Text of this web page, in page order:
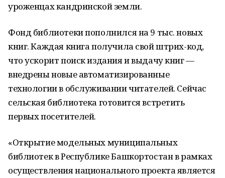
уроженцах кандринской земли.
Фонд библиотеки пополнился на 9 тыс. новых
книг. Каждая книга получила свой штрих-код,
что ускорит поиск издания и выдачу книг —
внедрены новые автоматизированные
технологии в обслуживании читателей. Сейчас
сельская библиотека готовится встретить
первых посетителей.
«Открытие модельных муниципальных
библиотек в Республике Башкортостан в рамках
осуществления национального проекта является